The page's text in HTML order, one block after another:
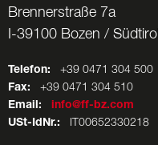
Brennerstraße 7a
I-39100 Bozen / Südtirol
Telefon: +39 0471 304 500
Fax: +39 0471 304 510
Email:
info@ff-bz.com
USt-IdNr.: IT00652330218